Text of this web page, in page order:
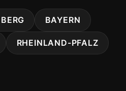
BAYERN
RHEINLAND-PFALZ